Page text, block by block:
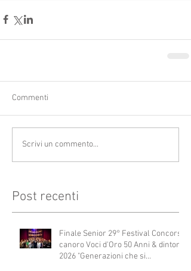
Commenti
Scrivi un commento...
Post recenti
Finale Senior 29° Festival Concorso
canoro Voci d'Oro 50 Anni & dintorni
2026 "Generazioni che si